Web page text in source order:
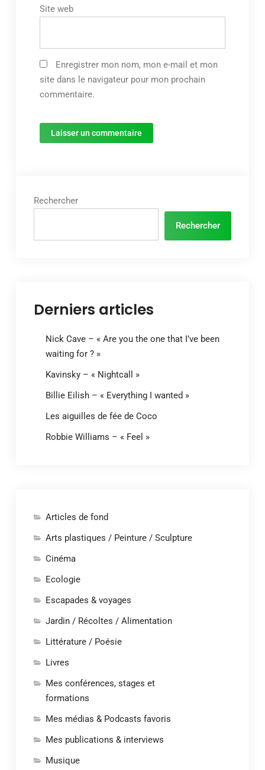
Site web
Enregistrer mon nom, mon e-mail et mon
site dans le navigateur pour mon prochain
commentaire.
Rechercher
Rechercher
Derniers articles
Nick Cave – « Are you the one that I’ve been
waiting for ? »
Kavinsky – « Nightcall »
Billie Eilish – « Everything I wanted »
Les aiguilles de fée de Coco
Robbie Williams – « Feel »
Articles de fond
Arts plastiques / Peinture / Sculpture
Cinéma
Ecologie
Escapades & voyages
Jardin / Récoltes / Alimentation
Littérature / Poésie
Livres
Mes conférences, stages et
formations
Mes médias & Podcasts favoris
Mes publications & interviews
Musique